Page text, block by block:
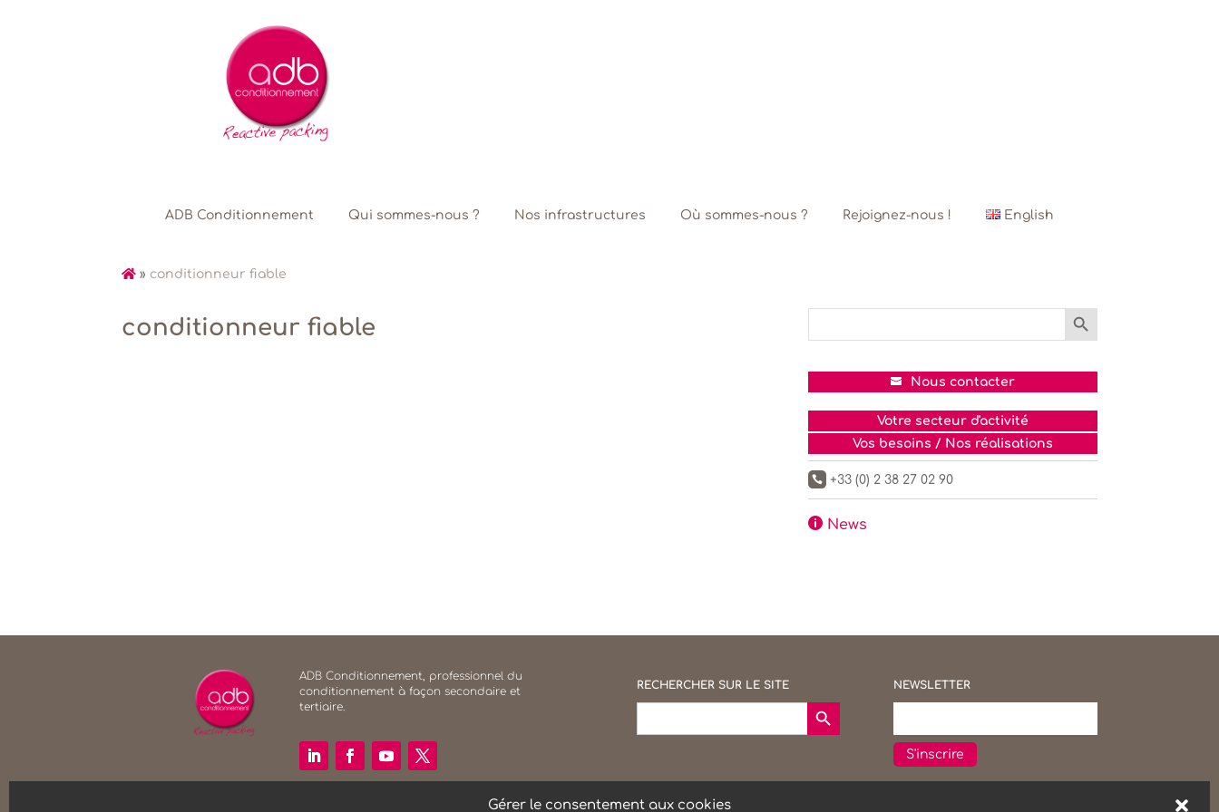
Gérer le consentement aux cookies
ADB Conditionnement Qui sommes-nous ? Nos infrastructures Où sommes-nous ? Rejoignez-nous ! English
» conditionneur fiable
conditionneur fiable
Search
Search Button
Nous contacter
Votre secteur d'activité
Vos besoins / Nos réalisations
 +33 (0) 2 38 27 02 90
News
ADB Conditionnement, professionnel du
conditionnement à façon secondaire et
tertiaire.
RECHERCHER SUR LE SITE
Search
Search Button
NEWSLETTER